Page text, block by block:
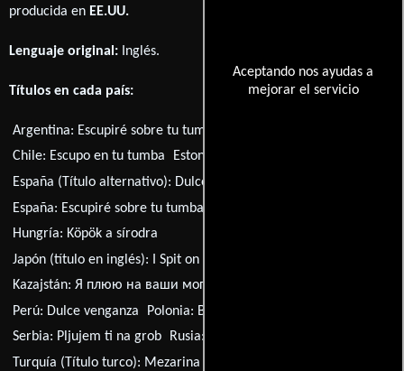
Aceptando nos ayudas a
mejorar el servicio
producida en EE.UU.
Lenguaje original: Inglés.
Títulos en cada país:
Argentina: Escupiré sobre tu tumba
Chile: Escupo en tu tumba Estonia:
España (Título alternativo): Dulce venganza
España: Escupiré sobre tu tumba
Hungría: Köpök a sírodra
Japón (título en inglés):
I Spit on Your Grave
Kazajstán:Я плюю на ваши могилы
Perú: Dulce venganza Polonia: Bez litości
Serbia: Pljujem ti na grob Rusia:
Turquía (Título turco): Mezarina Tükürecegim